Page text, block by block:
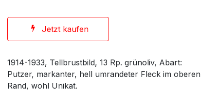
Jetzt kaufen
1914-1933, Tellbrustbild, 13 Rp. grünoliv, Abart:
Putzer, markanter, hell umrandeter Fleck im oberen
Rand, wohl Unikat.